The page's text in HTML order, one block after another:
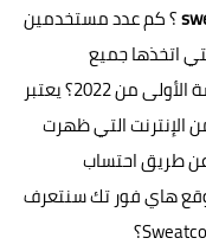
؟ كم عدد مستخدمين
اتخذها جميع
مستخدمي sweatcoin خلال الأشهر الخمسة الأولى من 2022؟ يعتبر
الإنترنت التي ظهرت
طريق احتساب
هاي فور تكسنتعرف